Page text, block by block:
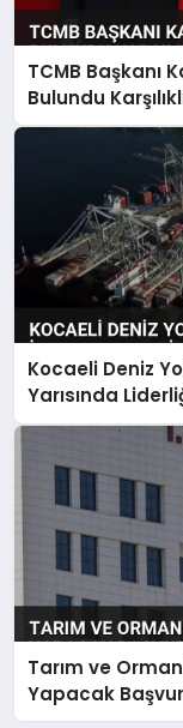
TCMB Başkanı
Bulundu
Kocaeli Deniz
Yarısında
Tarım ve Orman
Yapacak